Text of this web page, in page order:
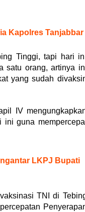
Kapolres Tanjabbar
Tinggi, tapi hari
satu orang, artinya
yang sudah
IV
ini guna
LKPJ Bupati
TNI di